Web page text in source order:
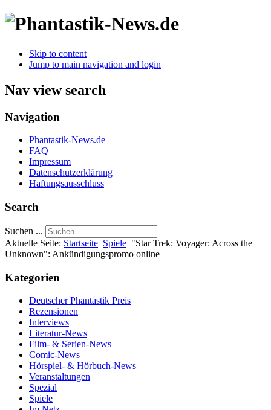
Skip to content
Jump to main navigation and login
Nav view search
Navigation
Phantastik-News.de
FAQ
Impressum
Datenschutzerklärung
Haftungsausschluss
Search
Suchen ...
Aktuelle Seite: Startseite Spiele "Star Trek: Voyager: Across the
Unknown": Ankündigungspromo online
Kategorien
Deutscher Phantastik Preis
Rezensionen
Interviews
Literatur-News
Film- & Serien-News
Comic-News
Hörspiel- & Hörbuch-News
Veranstaltungen
Spezial
Spiele